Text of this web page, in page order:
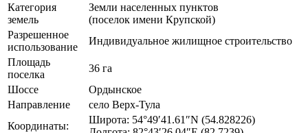
Категория
земель
Земли населенных пунктов
(поселок имени Крупской)
Разрешенное
использование
Индивидуальное жилищное строительство
Площадь
поселка
36 га
Шоссе
Ордынское
Направление
село Верх-Тула
Координаты:
Широта: 54°49′41.61″N (54.828226)